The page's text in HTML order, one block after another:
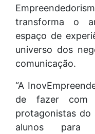
transforma o
espaço de
universo dos
comunicação.
“A
de fazer com
protagonistas do
alunos para